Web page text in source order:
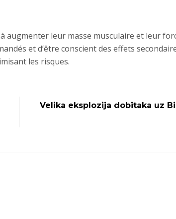
leur masse musculaire et leur
et d’être conscient des effets
les risques.
Velika eksplozija dobitaka uz